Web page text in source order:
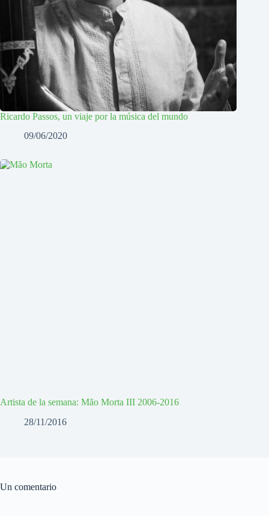
Ricardo Passos, un viaje por la música del mundo
09/06/2020
Artista de la semana: Mão Morta III 2006-2016
28/11/2016
Un comentario